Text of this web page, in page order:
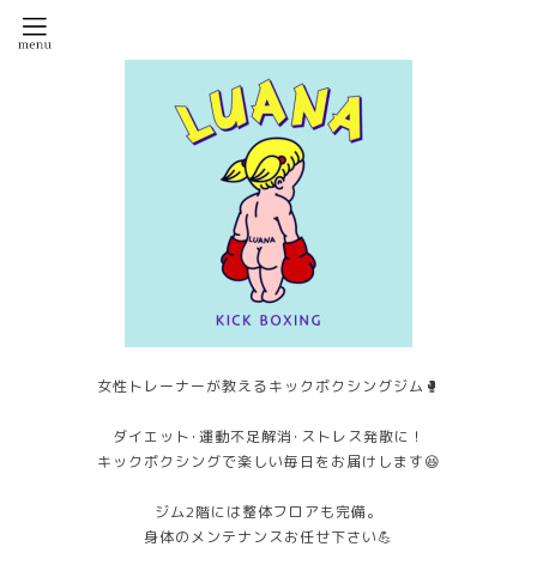
女性トレーナーが教えるキックボクシングジム🥊
ダイエット･運動不足解消･ストレス発散に！
キックボクシングで楽しい毎日をお届けします😆
ジム2階には整体フロアも完備。
身体のメンテナンスお任せ下さい💪